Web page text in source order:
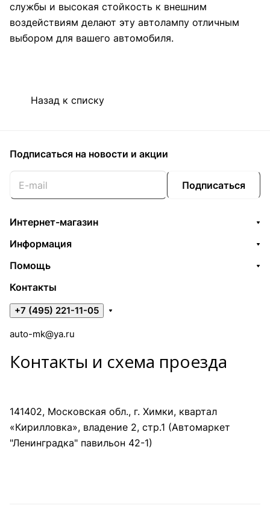
службы и высокая стойкость к внешним
воздействиям делают эту автолампу отличным
выбором для вашего автомобиля.
Назад к списку
Подписаться на новости и акции
Подписаться
Интернет-магазин
Информация
Помощь
Контакты
+7 (495) 221-11-05
auto-mk@ya.ru
Контакты и схема проезда
141402, Московская обл., г. Химки, квартал
«Кирилловка», владение 2, стр.1 (Автомаркет
"Ленинградка" павильон 42-1)